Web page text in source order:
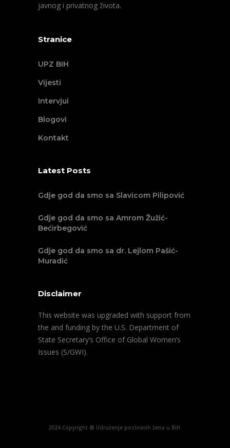
javnog i privatnog života.
Stranice
UPZ BIH
Vijesti
Intervjui
Blogovi
Kontakt
Latest Posts
Gdje god da smo sa Slavicom Pilipović
Gdje god da smo sa Amrom Žužić-
Bećirbegović
Gdje god da smo sa dr. Lejlom Pašić-
Muradić
Disclaimer
This website was upgraded with support from
the and funding by the U.S. Department of
State Secretary’s Office of Global Women’s
Issues (S/GWI).
2024 Copyright @ Udruženje poslovnih žena u BiH.